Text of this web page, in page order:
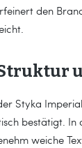
den
Styka
bestätigt. In
weiche